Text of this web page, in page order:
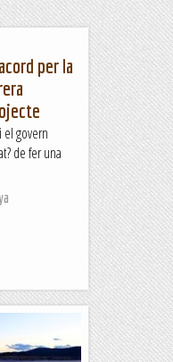
per la
el govern
de fer una